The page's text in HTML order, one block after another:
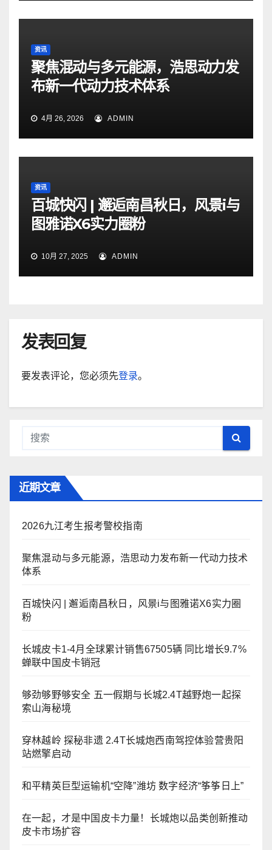
资讯
聚焦混动与多元能源，浩思动力发
布新一代动力技术体系
4月 26, 2026 ADMIN
资讯
百城快闪 | 邂逅南昌秋日，风景i与
图雅诺X6实力圈粉
10月 27, 2025 ADMIN
发表回复
要发表评论，您必须先登录。
近期文章
2026九江考生报考警校指南
聚焦混动与多元能源，浩思动力发布新一代动力技术
体系
百城快闪 | 邂逅南昌秋日，风景i与图雅诺X6实力圈
粉
长城皮卡1-4月全球累计销售67505辆 同比增长9.7%
蝉联中国皮卡销冠
够劲够野够安全 五一假期与长城2.4T越野炮一起探
索山海秘境
穿林越岭 探秘非遗 2.4T长城炮西南驾控体验营贵阳
站燃擎启动
和平精英巨型运输机“空降”潍坊 数字经济“筝筝日上”
在一起，才是中国皮卡力量！长城炮以品类创新推动
皮卡市场扩容